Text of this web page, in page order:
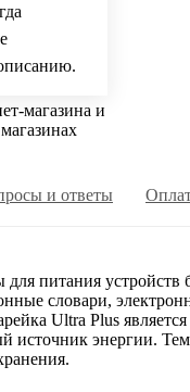
магазина и
и ответы
для питания
словари,
Ultra Plus
источник энергии.